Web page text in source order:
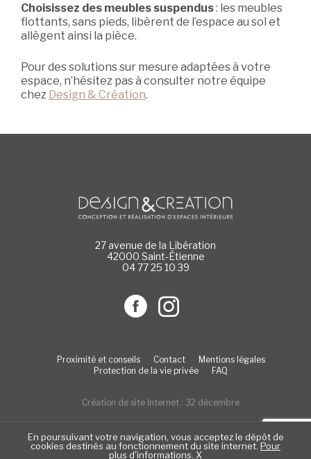
Choisissez des meubles suspendus: les meubles
flottants, sans pieds, libèrent de l’espace au sol et
allègent ainsi la pièce.
Pour des solutions sur mesure adaptées à votre
espace, n’hésitez pas à consulter notre équipe
chez Design & Création.
27 avenue de la Libération
42000 Saint-Étienne
04 77 25 10 39
Proximité et conseils Contact
Mentions légales
Protection de la vie privée
FAQ
Création de site Internet : 32 décembre
En poursuivant votre navigation, vous acceptez le dépôt de
cookies destinés au fonctionnement du site internet. Pour
plus d'informations. X